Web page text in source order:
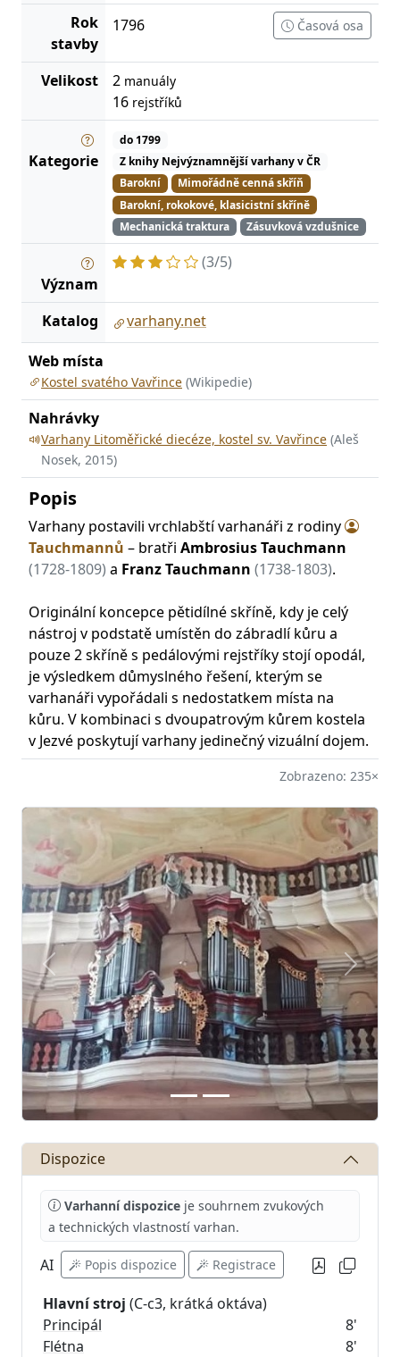
Rok
stavby
1796 Časová osa
Velikost 2 manuály
16 rejstříků
Kategorie
do 1799
Z knihy Nejvýznamnější varhany v ČR
Barokní
Mimořádně cenná skříň
Barokní, rokokové, klasicistní skříně
Mechanická traktura
Zásuvková vzdušnice
Význam
(3/5)
Katalog varhany.net
Web místa
Kostel svatého Vavřince (Wikipedie)
Nahrávky
Varhany Litoměřické diecéze, kostel sv. Vavřince (Aleš
Nosek, 2015)
Popis
Varhany postavili vrchlabští varhanáři z rodiny
Tauchmannů – bratři Ambrosius Tauchmann
(1728-1809) a Franz Tauchmann (1738-1803).
Originální koncepce pětidílné skříně, kdy je celý
nástroj v podstatě umístěn do zábradlí kůru a
pouze 2 skříně s pedálovými rejstříky stojí opodál,
je výsledkem důmyslného řešení, kterým se
varhanáři vypořádali s nedostatkem místa na
kůru. V kombinaci s dvoupatrovým kůrem kostela
v Jezvé poskytují varhany jedinečný vizuální dojem.
Zobrazeno: 235×
Předchozí Další
Dispozice
Varhanní dispozice je souhrnem zvukových
a technických vlastností varhan.
AI Popis dispozice Registrace
Hlavní stroj
Principál
8'
Flétna
8'